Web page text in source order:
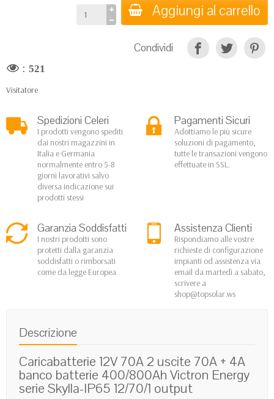
Aggiungi al carrello
Condividi
: 521
Visitatore
Spedizioni Celeri
I prodotti vengono spediti
dai nostri magazzini in
Italia e Germania
normalmente entro 5-8
giorni lavorativi salvo
diversa indicazione sui
prodotti stessi
Pagamenti Sicuri
Adottiamo le più sicure
soluzioni di pagamento,
tutte le transazioni vengono
effettuate in SSL.
Garanzia Soddisfatti
I nostri prodotti sono
protetti dalla garanzia
soddisfatti o rimborsati
come da legge Europea
Assistenza Clienti
Rispondiamo alle vostre
richieste di configurazione
impianti od assistenza via
email da martedì a sabato,
scrivere a
shop@topsolar.ws
Descrizione
Caricabatterie 12V 70A 2 uscite 70A + 4A
banco batterie 400/800Ah Victron Energy
serie Skylla-IP65 12/70/1 output